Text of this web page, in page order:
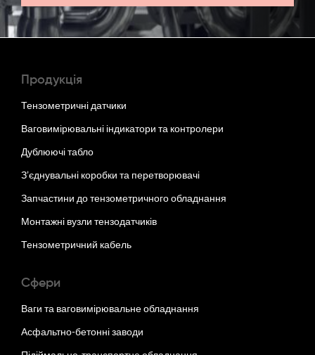
Продукція
Тензометричні датчики
Ваговимірювальні індикатори та контролери
Дублюючі табло
З’єднувальні коробки та перетворювачі
Запчастини до тензометричного обладнання
Монтажні вузли тензодатчиків
Тензометричний кабель
Сфери
Ваги та ваговимірювальне обладнання
Асфальтно-бетонні заводи